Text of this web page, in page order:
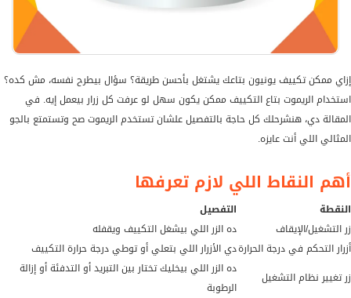
إزاي ممكن تكييف يونيون بتاعك يشتغل بأحسن طريقة؟ سؤال بيطرح نفسه، مش كده؟
استخدام الريموت بتاع التكييف ممكن يكون سهل لو عرفت كل زرار بيعمل إيه. في
المقالة دي، هنشرحلك كل حاجة بالتفصيل علشان تستخدم الريموت صح وتستمتع بالجو
المثالي اللي أنت عايزه.
أهم النقاط اللي لازم تعرفها
النقطة
التفصيل
زر التشغيل/الإيقاف
ده الزر اللي بيشغل التكييف ويقفله
أزرار التحكم في درجة الحرارةدي الأزرار اللي بتعلي أو توطي درجة حرارة التكييف
زر تغيير نظام التشغيل
ده الزر اللي بيخليك تختار بين التبريد أو التدفئة أو إزالة
الرطوبة